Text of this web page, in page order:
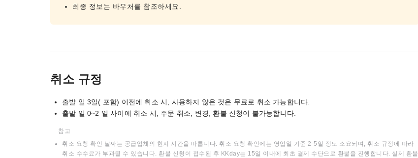
최종 정보는 바우처를 참조하세요.
취소 규정
출발 일 3일( 포함) 이전에 취소 시, 사용하지 않은 것은 무료로 취소 가능합니다.
출발 일 0~2 일 사이에 취소 시, 주문 취소, 변경, 환불 신청이 불가능합니다.
참고
취소 요청 확인 날짜는 공급업체의 현지 시간을 따릅니다. 취소 요청 확인에는 영업일 기준 2-5일 정도 소요되며, 취소 규정에 따라
취소 수수료가 부과될 수 있습니다. 환불 신청이 접수된 후 KKday는 15일 이내에 최초 결제 수단으로 환불을 진행합니다. 실제 환불